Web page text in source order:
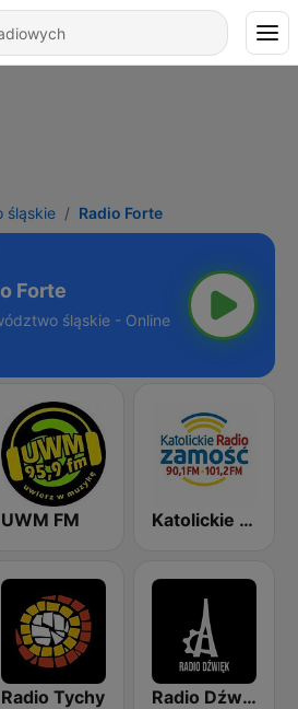
śląskie Radio Forte
Forte
śląskie - Online
UWM FM Katolickie Radio Zamosc
Radio Tychy Radio Dźwięk